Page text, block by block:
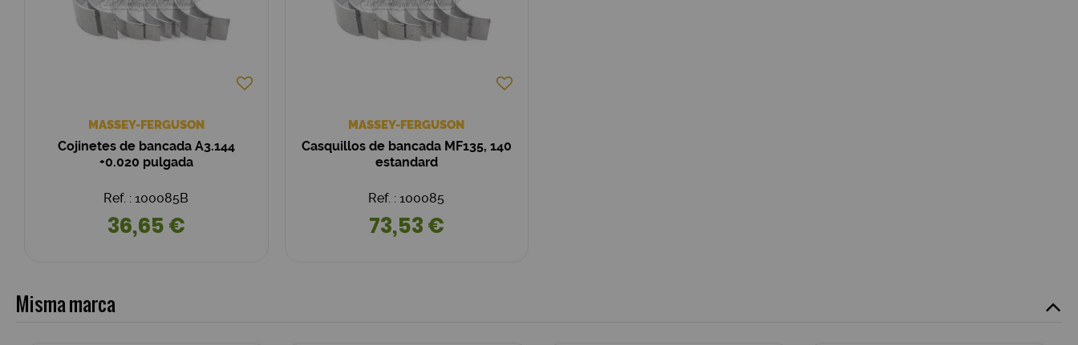
MASSEY-FERGUSON
Cojinetes de bancada A3.144
+0.020 pulgada
Ref. : 100085B
36,65 €
MASSEY-FERGUSON
Casquillos de bancada MF135, 140
estandard
Ref. : 100085
73,53 €
Misma marca